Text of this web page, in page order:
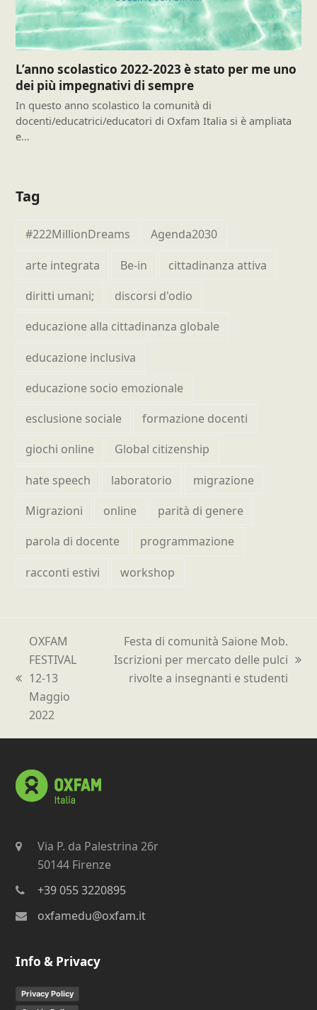
L’anno scolastico 2022-2023 è stato per me uno
dei più impegnativi di sempre
In questo anno scolastico la comunità di
docenti/educatrici/educatori di Oxfam Italia si è ampliata
e…
Tag
#222MillionDreams
Agenda2030
arte integrata
Be-in
cittadinanza attiva
diritti umani;
discorsi d'odio
educazione alla cittadinanza globale
educazione inclusiva
educazione socio emozionale
esclusione sociale
formazione docenti
giochi online
Global citizenship
hate speech
laboratorio
migrazione
Migrazioni
online
parità di genere
parola di docente
programmazione
racconti estivi
workshop
post
precedente:
OXFAM
FESTIVAL
12-13
Maggio
2022
articolo
successivo:
Festa di comunità Saione Mob.
Iscrizioni per mercato delle pulci
rivolte a insegnanti e studenti
Via P. da Palestrina 26r
50144 Firenze
+39 055 3220895
oxfamedu@oxfam.it
Info & Privacy
Privacy Policy